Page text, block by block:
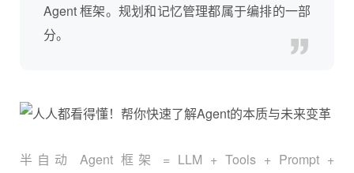
Agent 框架。规划和记忆管理都属于编排的一部
分。
半自动 Agent 框架 = LLM + Tools + Prompt +